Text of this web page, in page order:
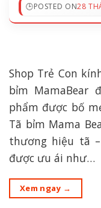
POSTED ON28
Shop Trẻ Con
bỉm MamaBear
phẩm được bố
Tã bỉm Mama
thương hiệu tã
được ưu ái như…
Xem ngay →